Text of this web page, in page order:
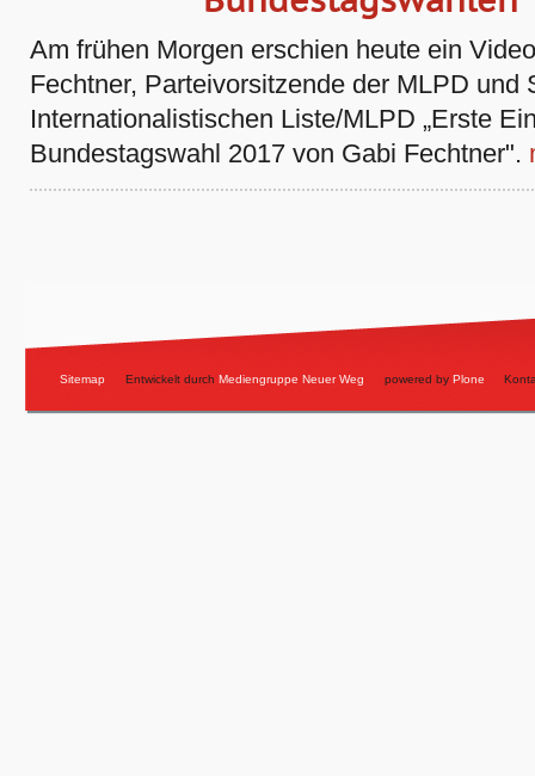
Am frühen Morgen erschien heute ein
Fechtner, Parteivorsitzende der MLPD und
Internationalistischen Liste/MLPD „Erste
Bundestagswahl 2017 von Gabi Fechtner".
Sitemap Entwickelt durch Mediengruppe Neuer Weg powered by Plone